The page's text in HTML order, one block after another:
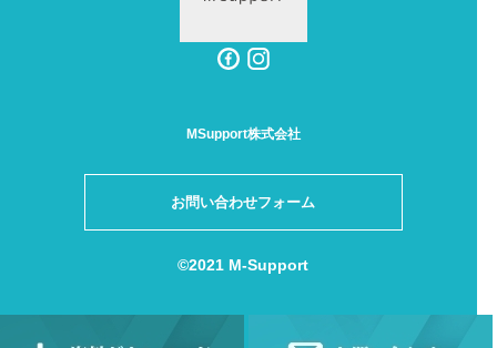
MSupport株式会社
お問い合わせフォーム
©2021 M-Support